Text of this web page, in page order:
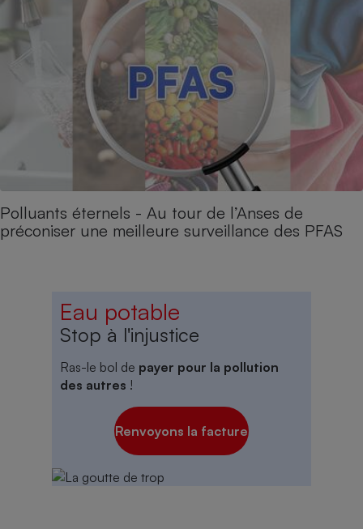
Polluants éternels - Au tour de l’Anses de
préconiser une meilleure surveillance des PFAS
Eau potable
Stop à l'injustice
Ras-le bol de payer pour la pollution
des autres !
Renvoyons la facture